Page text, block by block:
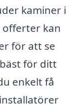
kaminer i
offerter kan
för att se
för ditt
enkelt få